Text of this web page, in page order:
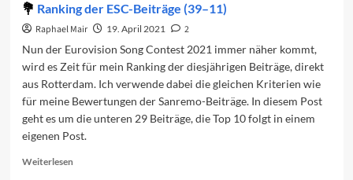
Ranking der ESC-Beiträge (39–11)
Raphael Mair 19. April 2021
2
Nun der Eurovision Song Contest 2021 immer näher kommt,
wird es Zeit für mein Ranking der diesjährigen Beiträge, direkt
aus Rotterdam. Ich verwende dabei die gleichen Kriterien wie
für meine Bewertungen der Sanremo-Beiträge. In diesem Post
geht es um die unteren 29 Beiträge, die Top 10 folgt in einem
eigenen Post.
WeiterlesenRead